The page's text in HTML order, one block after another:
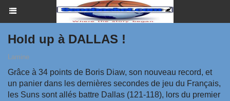
Hold up à DALLAS !
Lamine
Grâce à 34 points de Boris Diaw, son nouveau record, et
un panier dans les dernières secondes de jeu du Français,
les Suns sont allés battre Dallas (121-118), lors du premier